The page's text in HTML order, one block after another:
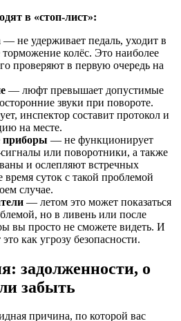
в «стоп-лист»:
— не удерживает педаль, уходит в
колёс. Это наиболее
проверяют в первую очередь на
— люфт превышает допустимые
звуки при повороте.
инспектор составит протокол и
на месте.
приборы — не функционирует
или поворотники, а также
и ослепляют встречных
суток с такой проблемой
случае.
— летом это может показаться
но в ливень или после
вы просто не сможете видеть. И
как угрозу безопасности.
задолженности, о
забыть
причина, по которой вас